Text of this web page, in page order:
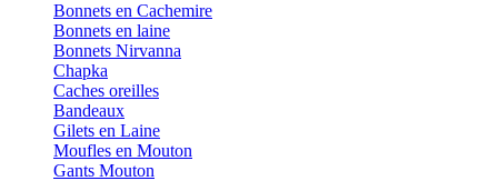
Bonnets en Cachemire
Bonnets en laine
Bonnets Nirvanna
Chapka
Caches oreilles
Bandeaux
Gilets en Laine
Moufles en Mouton
Gants Mouton